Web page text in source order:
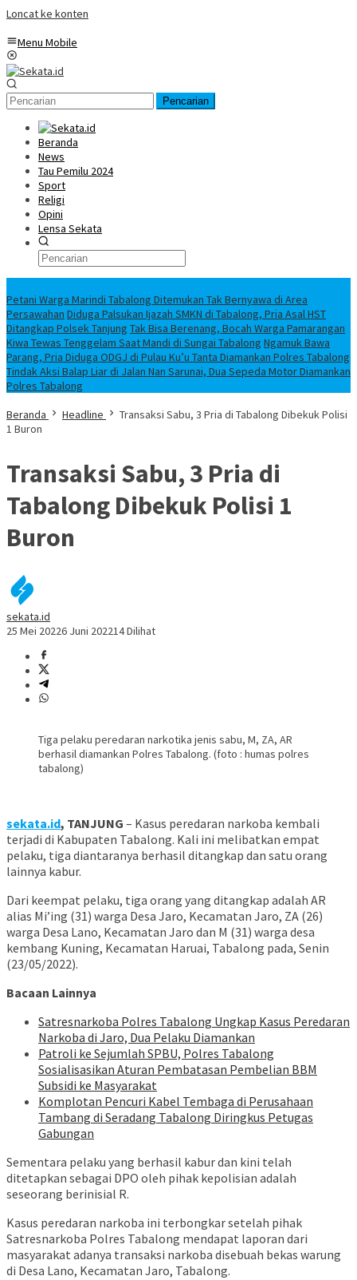
Loncat ke konten
Menu Mobile
Pencarian
Beranda
News
Tau Pemilu 2024
Sport
Religi
Opini
Lensa Sekata
Petani Warga Marindi Tabalong Ditemukan Tak Bernyawa di Area
Persawahan Diduga Palsukan Ijazah SMKN di Tabalong, Pria Asal HST
Ditangkap Polsek Tanjung Tak Bisa Berenang, Bocah Warga Pamarangan
Kiwa Tewas Tenggelam Saat Mandi di Sungai Tabalong Ngamuk Bawa
Parang, Pria Diduga ODGJ di Pulau Ku’u Tanta Diamankan Polres Tabalong
Tindak Aksi Balap Liar di Jalan Nan Sarunai, Dua Sepeda Motor Diamankan
Polres Tabalong
Beranda
Headline
Transaksi Sabu, 3 Pria di Tabalong Dibekuk Polisi
1 Buron
Transaksi Sabu, 3 Pria di
Tabalong Dibekuk Polisi 1
Buron
sekata.id
25 Mei 20226 Juni 202214 Dilihat
Tiga pelaku peredaran narkotika jenis sabu, M, ZA, AR
berhasil diamankan Polres Tabalong. (foto : humas polres
tabalong)
sekata.id, TANJUNG – Kasus peredaran narkoba kembali
terjadi di Kabupaten Tabalong. Kali ini melibatkan empat
pelaku, tiga diantaranya berhasil ditangkap dan satu orang
lainnya kabur.
Dari keempat pelaku, tiga orang yang ditangkap adalah AR
alias Mi’ing (31) warga Desa Jaro, Kecamatan Jaro, ZA (26)
warga Desa Lano, Kecamatan Jaro dan M (31) warga desa
kembang Kuning, Kecamatan Haruai, Tabalong pada, Senin
(23/05/2022).
Bacaan Lainnya
Satresnarkoba Polres Tabalong Ungkap Kasus Peredaran
Narkoba di Jaro, Dua Pelaku Diamankan
Patroli ke Sejumlah SPBU, Polres Tabalong
Sosialisasikan Aturan Pembatasan Pembelian BBM
Subsidi ke Masyarakat
Komplotan Pencuri Kabel Tembaga di Perusahaan
Tambang di Seradang Tabalong Diringkus Petugas
Gabungan
Sementara pelaku yang berhasil kabur dan kini telah
ditetapkan sebagai DPO oleh pihak kepolisian adalah
seseorang berinisial R.
Kasus peredaran narkoba ini terbongkar setelah pihak
Satresnarkoba Polres Tabalong mendapat laporan dari
masyarakat adanya transaksi narkoba disebuah bekas warung
di Desa Lano, Kecamatan Jaro, Tabalong.